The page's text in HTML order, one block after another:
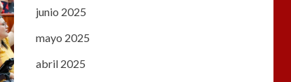
junio 2025
mayo 2025
abril 2025